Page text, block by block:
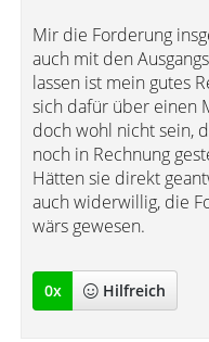
Mir die Forderung
auch mit den
lassen ist mein gutes
sich dafür über einen
doch wohl nicht sein,
noch in Rechnung
Hätten sie direkt
auch widerwillig, die
wärs gewesen.
0x Hilfreich